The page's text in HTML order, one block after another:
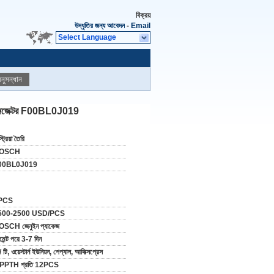
বিক্রয়
উদ্ধৃতির জন্য আবেদন - Email
Select Language
F00BL0J019
তৈরি
2500 USD/PCS
জেনুইন প্যাকেজ
পরে 3-7 দিন
টি, ওয়েস্টার্ন ইউনিয়ন, পেপ্যাল, আলিক্সপ্রেস
প্রতি 12PCS